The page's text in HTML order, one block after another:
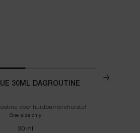
30ML DAGROUTINE
voor huidbarrièreherstel
One size onlyfor Génifique 30ml Dagroutine
30 ml